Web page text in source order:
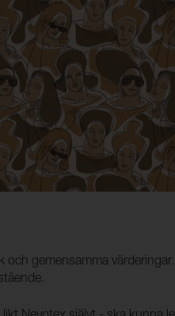
gemensamma